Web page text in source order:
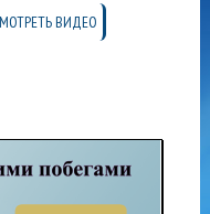
ВИДЕО